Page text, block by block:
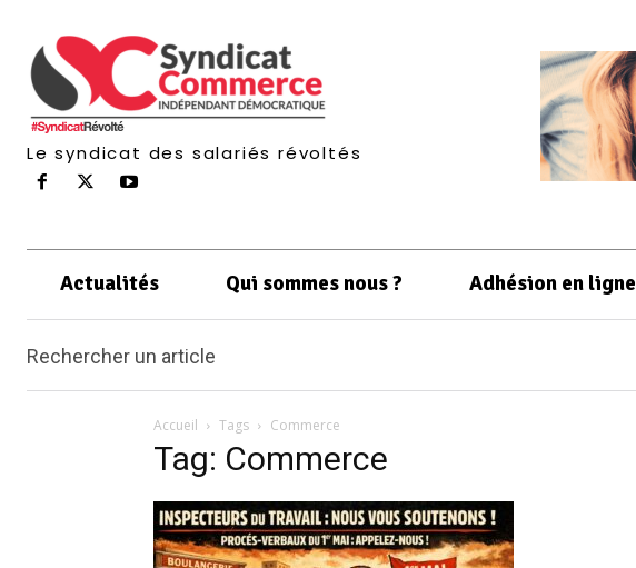
Le syndicat des salariés révoltés
Actualités Qui sommes nous ? Adhésion en ligne
Rechercher un article
Accueil Tags Commerce
Tag: Commerce